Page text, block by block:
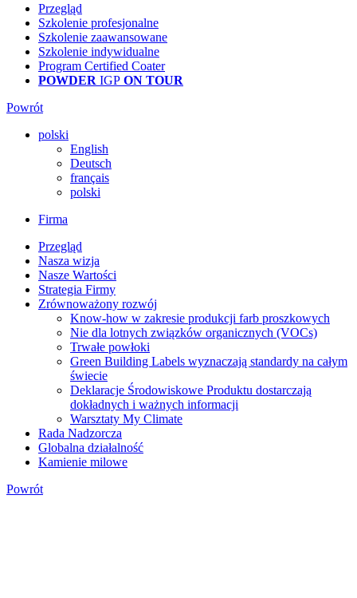
Przegląd
Szkolenie profesjonalne
Szkolenie zaawansowane
Szkolenie indywidualne
Program Certified Coater
POWDER IGP ON TOUR
Powrót
polski
English
Deutsch
français
polski
Firma
Przegląd
Nasza wizja
Nasze Wartości
Strategia Firmy
Zrównoważony rozwój
Know-how w zakresie produkcji farb proszkowych
Nie dla lotnych związków organicznych (VOCs)
Trwałe powłoki
Green Building Labels wyznaczają standardy na całym
świecie
Deklaracje Środowiskowe Produktu dostarczają
dokładnych i ważnych informacji
Warsztaty My Climate
Rada Nadzorcza
Globalna działalność
Kamienie milowe
Powrót